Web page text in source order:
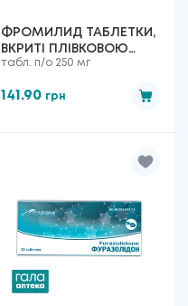
ФРОМИЛИД ТАБЛЕТКИ,
ВКРИТІ ПЛІВКОВОЮ
ОБОЛОНКОЮ ПО 250
табл. п/о 250 мг
141.90 грн